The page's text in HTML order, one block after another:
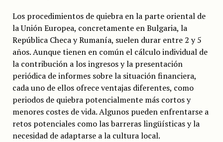
Los procedimientos de quiebra en la parte oriental de
la Unión Europea, concretamente en Bulgaria, la
República Checa y Rumanía, suelen durar entre 2 y 5
años. Aunque tienen en común el cálculo individual de
la contribución a los ingresos y la presentación
periódica de informes sobre la situación financiera,
cada uno de ellos ofrece ventajas diferentes, como
periodos de quiebra potencialmente más cortos y
menores costes de vida. Algunos pueden enfrentarse a
retos potenciales como las barreras lingüísticas y la
necesidad de adaptarse a la cultura local.